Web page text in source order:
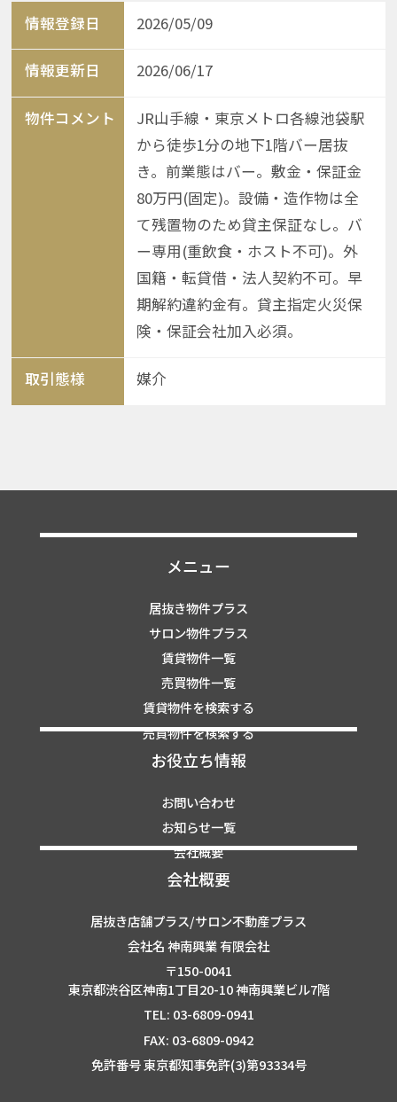
情報登録日 2026/05/09
情報更新日 2026/06/17
物件コメント
JR山手線・東京メトロ各線池袋駅
から徒歩1分の地下1階バー居抜
き。前業態はバー。敷金・保証金
80万円(固定)。設備・造作物は全
て残置物のため貸主保証なし。バ
ー専用(重飲食・ホスト不可)。外
国籍・転貸借・法人契約不可。早
期解約違約金有。貸主指定火災保
険・保証会社加入必須。
取引態様 媒介
メニュー
居抜き物件プラス
サロン物件プラス
賃貸物件一覧
売買物件一覧
賃貸物件を検索する
売買物件を検索する
お役立ち情報
お問い合わせ
お知らせ一覧
会社概要
会社概要
居抜き店舗プラス/サロン不動産プラス
会社名 神南興業 有限会社
〒150-0041
東京都渋谷区神南1丁目20-10 神南興業ビル7階
TEL: 03-6809-0941
FAX: 03-6809-0942
免許番号 東京都知事免許(3)第93334号